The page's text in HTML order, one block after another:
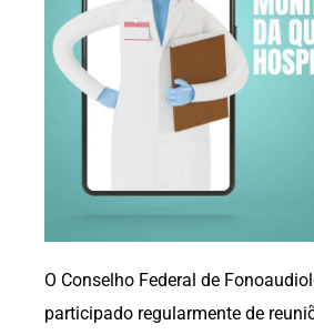
O Conselho Federal de
participado regularmente de